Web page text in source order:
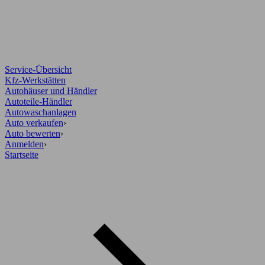
Service-Übersicht
Kfz-Werkstätten
Autohäuser und Händler
Autoteile-Händler
Autowaschanlagen
Auto verkaufen›
Auto bewerten›
Anmelden›
Startseite